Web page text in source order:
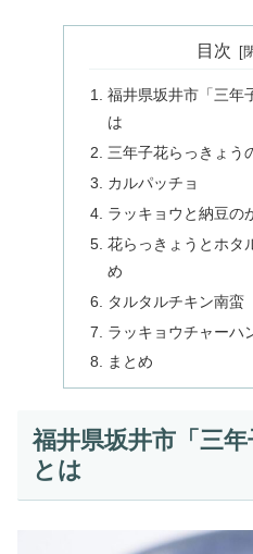
目次
福井県坂井市「三年
は
三年子花らっきょう
カルパッチョ
ラッキョウと納豆の
花らっきょうとホタ
め
タルタルチキン南蛮
ラッキョウチャーハ
まとめ
福井県坂井市「三年
とは